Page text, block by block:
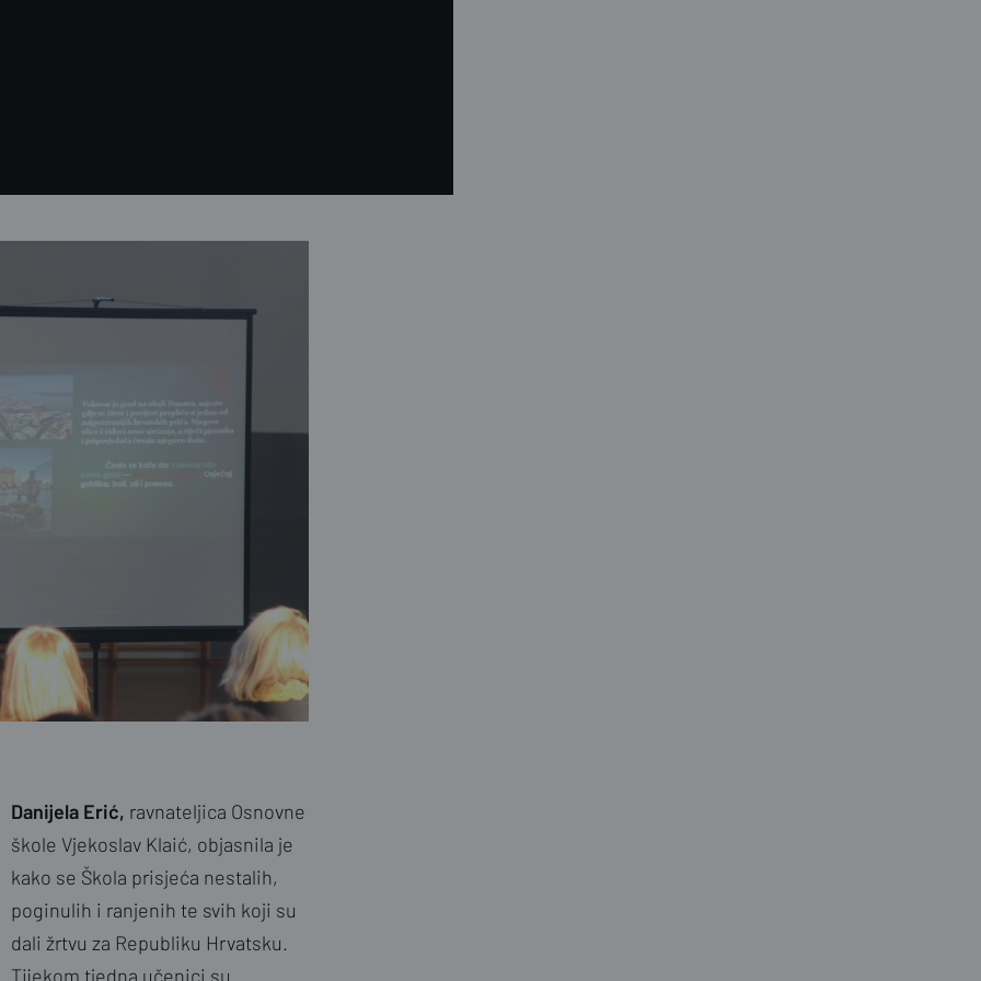
Danijela Erić, ravnateljica Osnovne
škole Vjekoslav Klaić, objasnila je
kako se Škola prisjeća nestalih,
poginulih i ranjenih te svih koji su
dali žrtvu za Republiku Hrvatsku.
Tijekom tjedna učenici su